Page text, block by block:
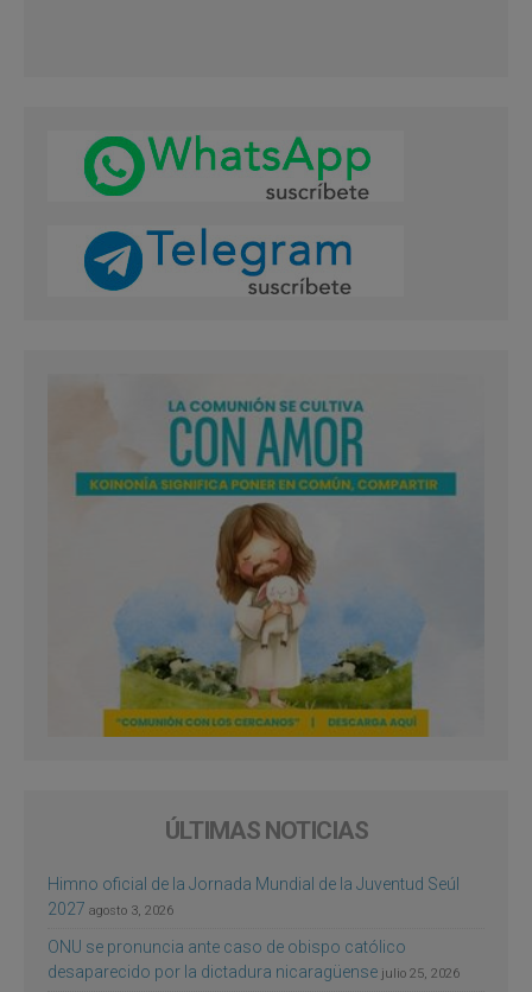
ÚLTIMAS NOTICIAS
Himno oficial de la Jornada Mundial de la Juventud Seúl
2027 agosto 3, 2026
ONU se pronuncia ante caso de obispo católico
desaparecido por la dictadura nicaragüense julio 25, 2026